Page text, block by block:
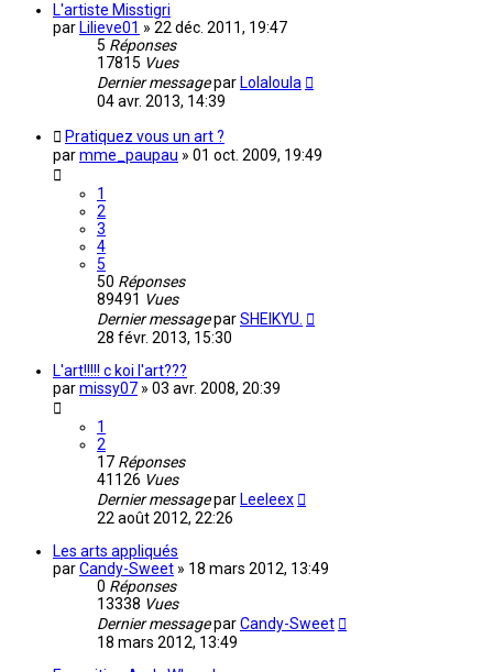
L'artiste Misstigri
par Lilieve01 » 22 déc. 2011, 19:47
5 Réponses
17815 Vues
Dernier messagepar Lolaloula
04 avr. 2013, 14:39
Pratiquez vous un art ?
parmme_paupau » 01 oct. 2009, 19:49
1
2
3
4
5
50 Réponses
89491 Vues
Dernier messageparSHEIKYU.
28 févr. 2013, 15:30
L'art!!!!! c koi l'art???
parmissy07 » 03 avr. 2008, 20:39
1
2
17 Réponses
41126 Vues
Dernier messagepar Leeleex
22 août 2012, 22:26
Les arts appliqués
parCandy-Sweet » 18 mars 2012, 13:49
0 Réponses
13338 Vues
Dernier messageparCandy-Sweet
18 mars 2012, 13:49